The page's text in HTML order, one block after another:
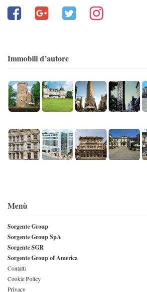
Immobili d’autore
Menù
Sorgente Group
Sorgente Group SpA
Sorgente SGR
Sorgente Group of America
Contatti
Cookie Policy
Privacy